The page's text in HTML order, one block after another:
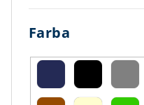
Farba